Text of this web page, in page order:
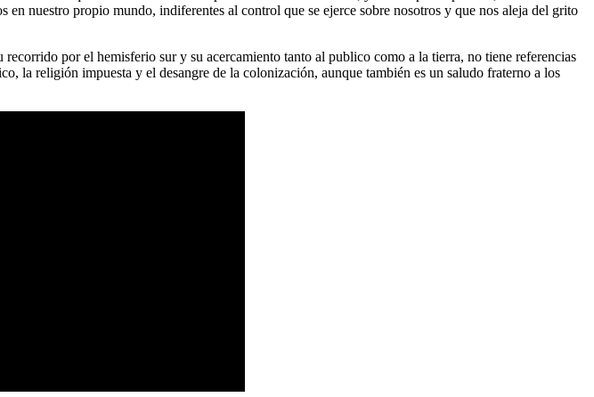
nuestro propio mundo, indiferentes al control que se ejerce sobre nosotros y que nos aleja del grito
por el hemisferio sur y su acercamiento tanto al publico como a la tierra, no tiene referencias
la religión impuesta y el desangre de la colonización, aunque también es un saludo fraterno a los